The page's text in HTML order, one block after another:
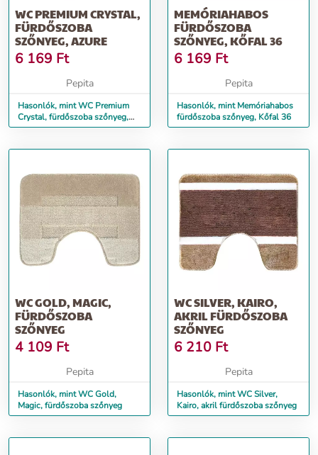
WC PREMIUM CRYSTAL,
FÜRDŐSZOBA
SZŐNYEG, AZURE
6 169 Ft
Pepita
Hasonlók, mint WC Premium
Crystal, fürdőszoba szőnyeg,
Azure
MEMÓRIAHABOS
FÜRDŐSZOBA
SZŐNYEG, KŐFAL 36
6 169 Ft
Pepita
Hasonlók, mint Memóriahabos
fürdőszoba szőnyeg, Kőfal 36
WC GOLD, MAGIC,
FÜRDŐSZOBA
SZŐNYEG
4 109 Ft
Pepita
Hasonlók, mint WC Gold,
Magic, fürdőszoba szőnyeg
WC SILVER, KAIRO,
AKRIL FÜRDŐSZOBA
SZŐNYEG
6 210 Ft
Pepita
Hasonlók, mint WC Silver,
Kairo, akril fürdőszoba szőnyeg